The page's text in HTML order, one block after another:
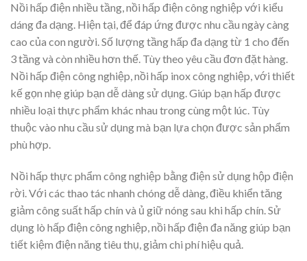
Nồi hấp điện nhiều tầng, nồi hấp điện công nghiệp với kiểu
dáng đa dạng. Hiện tại, để đáp ứng được nhu cầu ngày càng
cao của con người. Số lượng tầng hấp đa dạng từ 1 cho đến
3 tầng và còn nhiều hơn thế. Tùy theo yêu cầu đơn đặt hàng.
Nồi hấp điện công nghiệp, nồi hấp inox công nghiệp, với thiết
kế gọn nhẹ giúp bạn dễ dàng sử dụng. Giúp bạn hấp được
nhiều loại thực phẩm khác nhau trong cùng một lúc. Tùy
thuộc vào nhu cầu sử dụng mà bạn lựa chọn được sản phẩm
phù hợp.
Nồi hấp thực phẩm công nghiệp bằng điện sử dụng hộp điện
rời. Với các thao tác nhanh chóng dễ dàng, điều khiển tăng
giảm công suất hấp chín và ủ giữ nóng sau khi hấp chín. Sử
dụng lò hấp điện công nghiệp, nồi hấp điện đa năng giúp bạn
tiết kiệm điện năng tiêu thụ, giảm chi phí hiệu quả.